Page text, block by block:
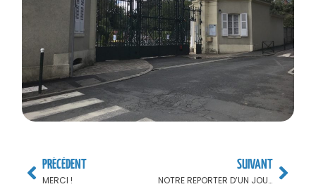
PRÉCÈDENT
MERCI !
SUIVANT
NOTRE REPORTER D’UN JOUR …